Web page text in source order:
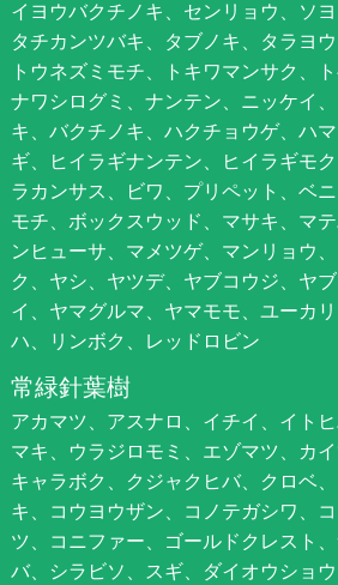
イヨウバクチノキ、センリョウ、ソヨ
タチカンツバキ、タブノキ、タラヨウ
トウネズミモチ、トキワマンサク、
ナワシログミ、ナンテン、ニッケイ
キ、バクチノキ、ハクチョウゲ、ハ
ギ、ヒイラギナンテン、ヒイラギモ
ラカンサス、ビワ、プリペット、ベ
モチ、ボックスウッド、マサキ、マ
ンヒューサ、マメツゲ、マンリョウ
ク、ヤシ、ヤツデ、ヤブコウジ、ヤ
イ、ヤマグルマ、ヤマモモ、ユーカ
ハ、リンボク、レッドロビン
常緑針葉樹
アカマツ、アスナロ、イチイ、イト
マキ、ウラジロモミ、エゾマツ、カイ
キャラボク、クジャクヒバ、クロベ
キ、コウヨウザン、コノテガシワ、
ツ、コニファー、ゴールドクレスト
バ、シラビソ、スギ、ダイオウショウ